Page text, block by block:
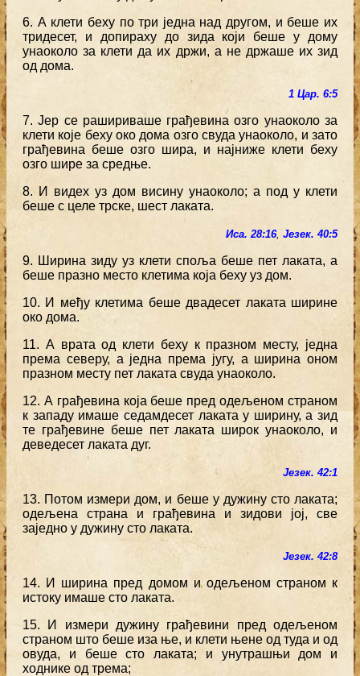
6. А клети беху по три једна над другом, и беше их
тридесет, и допираху до зида који беше у дому
унаоколо за клети да их држи, а не држаше их зид
од дома.
1 Цар. 6:5
7. Јер се рашириваше грађевина озго унаоколо за
клети које беху око дома озго свуда унаоколо, и зато
грађевина беше озго шира, и најниже клети беху
озго шире за средње.
8. И видех уз дом висину унаоколо; а под у клети
беше с целе трске, шест лаката.
Иса. 28:16, Језек. 40:5
9. Ширина зиду уз клети споља беше пет лаката, а
беше празно место клетима која беху уз дом.
10. И међу клетима беше двадесет лаката ширине
око дома.
11. А врата од клети беху к празном месту, једна
према северу, а једна према југу, а ширина оном
празном месту пет лаката свуда унаоколо.
12. А грађевина која беше пред одељеном страном
к западу имаше седамдесет лаката у ширину, а зид
те грађевине беше пет лаката широк унаоколо, и
деведесет лаката дуг.
Језек. 42:1
13. Потом измери дом, и беше у дужину сто лаката;
одељена страна и грађевина и зидови јој, све
заједно у дужину сто лаката.
Језек. 42:8
14. И ширина пред домом и одељеном страном к
истоку имаше сто лаката.
15. И измери дужину грађевини пред одељеном
страном што беше иза ње, и клети њене од туда и од
овуда, и беше сто лаката; и унутрашњи дом и
ходнике од трема;